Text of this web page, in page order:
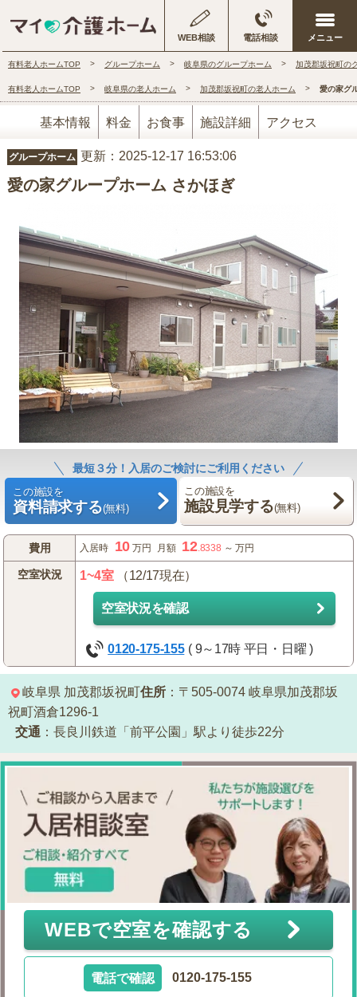
WEB相談 電話相談
有料老人ホームTOP グループホーム 岐阜県のグループホーム 加茂郡坂祝町の
有料老人ホームTOP 岐阜県の老人ホーム 加茂郡坂祝町の老人ホーム 愛の家グ
基本情報 料金 お食事 施設詳細 アクセス
グループホーム 更新：2025-12-17 16:53:06
愛の家グループホーム さかほぎ
最短３分！入居のご検討にご利用ください
この施設を
資料請求する(無料)
この施設を
施設見学する(無料)
費用 入居時 10 万円 月額 12.8338 ～万円
空室状況 1~4室（12/17現在）
空室状況を確認
0120-175-155 ( 9～17時 平日・日曜 )
岐阜県 加茂郡坂祝町住所 ：〒505-0074 岐阜県加茂郡坂
祝町酒倉1296-1
交通 ：長良川鉄道「前平公園」駅より徒歩22分
WEBで空室を確認する
電話で確認 0120-175-155